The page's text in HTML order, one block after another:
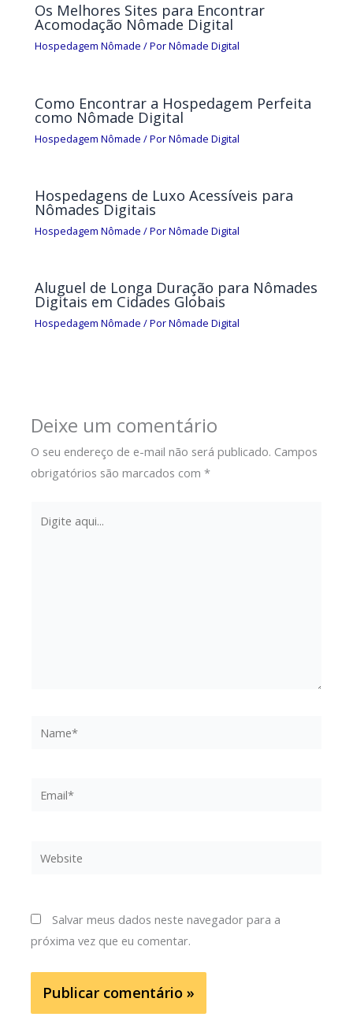
Os Melhores Sites para Encontrar
Acomodação Nômade Digital
Hospedagem Nômade / PorNômade Digital
Como Encontrar a Hospedagem Perfeita
como Nômade Digital
Hospedagem Nômade / PorNômade Digital
Hospedagens de Luxo Acessíveis para
Nômades Digitais
Hospedagem Nômade / PorNômade Digital
Aluguel de Longa Duração para Nômades
Digitais em Cidades Globais
Hospedagem Nômade / PorNômade Digital
Deixe um comentário
O seu endereço de e-mail não será publicado. Campos
obrigatórios são marcados com*
aqui...
Salvar meus dados neste navegador para a
próxima vez que eu comentar.